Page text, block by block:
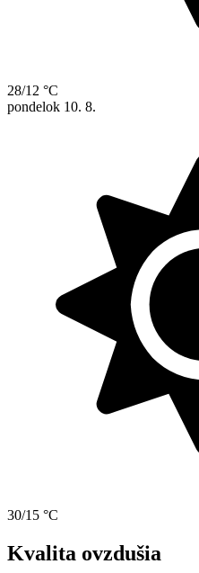
28/12 °C
pondelok 10. 8.
30/15 °C
Kvalita ovzdušia